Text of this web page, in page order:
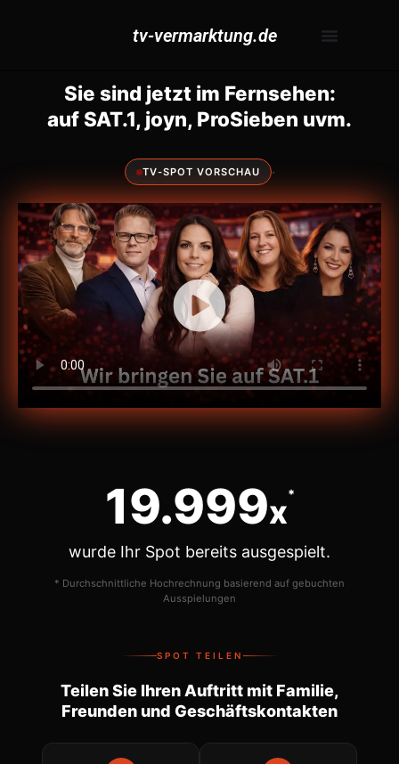
tv-vermarktung.de
Sie sind jetzt im Fernsehen:
auf SAT.1, joyn, ProSieben uvm.
TV-SPOT VORSCHAU ·
20.000x *
wurde Ihr Spot bereits ausgespielt.
* Durchschnittliche Hochrechnung basierend auf gebuchten
Ausspielungen
SPOT TEILEN
Teilen Sie Ihren Auftritt mit Familie,
Freunden und Geschäftskontakten